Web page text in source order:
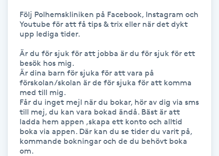
Hyperhidros
Hypnos
Hårborttagning
Hårbottenbehandling
Hårförlängning
Hårvård
Följ Polhemskliniken på Facebook, Instagram och
Youtube för att få tips & trix eller när det dykt
upp lediga tider.
Är du för sjuk för att jobba är du för sjuk för ett
besök hos mig.
Är dina barn för sjuka för att vara på
förskolan/skolan är de för sjuka för att komma
med till mig.
Får du inget mejl när du bokar, hör av dig via sms
till mej, du kan vara bokad ändå. Bäst är att
ladda hem appen ,skapa ett konto och alltid
boka via appen. Där kan du se tider du varit på,
kommande bokningar och de du behövt boka
om.